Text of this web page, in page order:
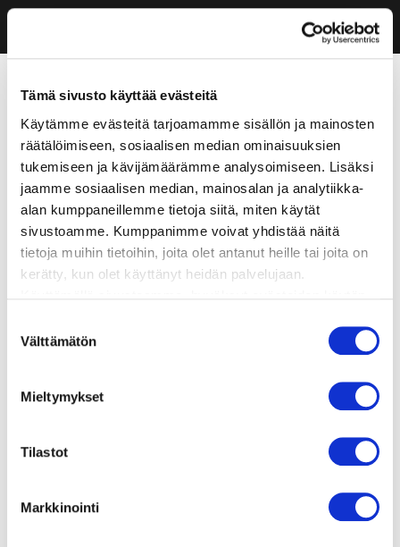
Tämä sivusto käyttää evästeitä
Käytämme evästeitä tarjoamamme sisällön ja mainosten
räätälöimiseen, sosiaalisen median ominaisuuksien
tukemiseen ja kävijämäärämme analysoimiseen. Lisäksi
jaamme sosiaalisen median, mainosalan ja analytiikka-
alan kumppaneillemme tietoja siitä, miten käytät
sivustoamme. Kumppanimme voivat yhdistää näitä
tietoja muihin tietoihin, joita olet antanut heille tai joita on
kerätty, kun olet käyttänyt heidän palvelujaan.
valinta
Välttämätön
Mieltymykset
Tilastot
Markkinointi